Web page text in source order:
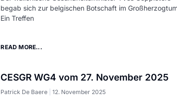
begab sich zur belgischen Botschaft im
Ein Treffen
READ MORE...
CESGR WG4 vom 27. November 2025
Patrick De Baere 12. November 2025